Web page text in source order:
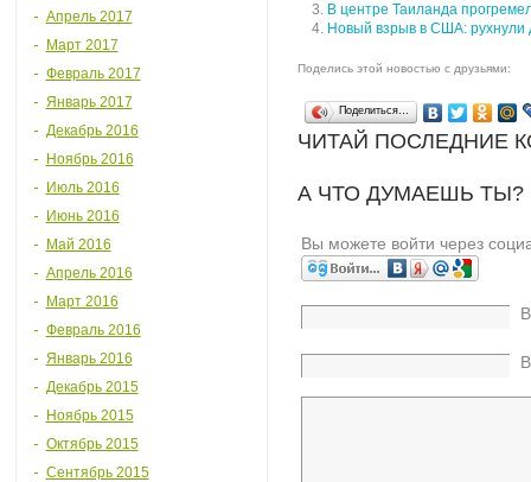
Апрель 2017
Март 2017
Февраль 2017
Январь 2017
Декабрь 2016
Ноябрь 2016
Июль 2016
Июнь 2016
Май 2016
Апрель 2016
Март 2016
Февраль 2016
Январь 2016
Декабрь 2015
Ноябрь 2015
Октябрь 2015
Сентябрь 2015
В центре Таиланда
Новый взрыв в США: рухнули
Поделись этой новостью с друзьями:
Поделиться…
ЧИТАЙ ПОСЛЕДНИЕ
А ЧТО ДУМАЕШЬ
Вы можете войти через